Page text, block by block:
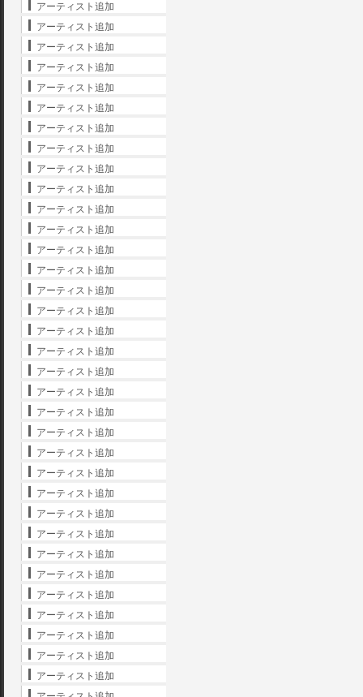
アーティスト追加
アーティスト追加
アーティスト追加
アーティスト追加
アーティスト追加
アーティスト追加
アーティスト追加
アーティスト追加
アーティスト追加
アーティスト追加
アーティスト追加
アーティスト追加
アーティスト追加
アーティスト追加
アーティスト追加
アーティスト追加
アーティスト追加
アーティスト追加
アーティスト追加
アーティスト追加
アーティスト追加
アーティスト追加
アーティスト追加
アーティスト追加
アーティスト追加
アーティスト追加
アーティスト追加
アーティスト追加
アーティスト追加
アーティスト追加
アーティスト追加
アーティスト追加
アーティスト追加
アーティスト追加